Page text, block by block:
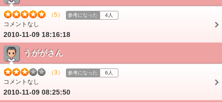
（5） 参考になった 4人
コメントなし
2010-11-09 18:16:18
うががさん
（3） 参考になった 6人
コメントなし
2010-11-09 08:25:50